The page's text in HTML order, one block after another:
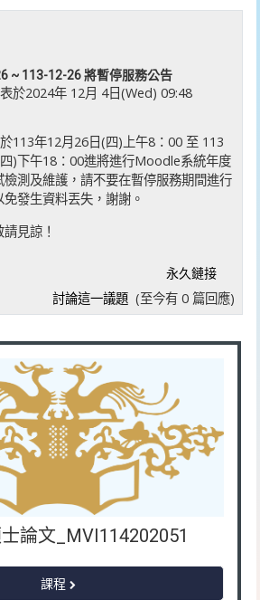
~ 113-12-26 將暫停服務公告
於2024年 12月 4日(Wed) 09:48
113年12月26日(四)上午8：00 至 113
)下午18：00進將進行Moodle系統年度
檢測及維護，請不要在暫停服務期間進行
發生資料丟失，謝謝。
見諒！
永久鏈接
討論這一議題 (至今有 0 篇回應)
論文_MVI114202051
課程